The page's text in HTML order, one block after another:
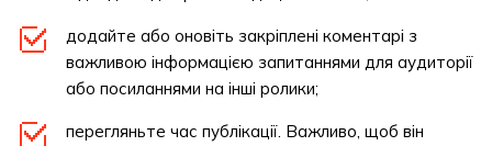
додайте або оновіть закріплені коментарі з
важливою інформацією запитаннями для аудиторії
або посиланнями на інші ролики;
перегляньте час публікації. Важливо, щоб він